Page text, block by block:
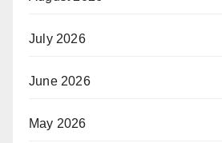
July 2026
June 2026
May 2026